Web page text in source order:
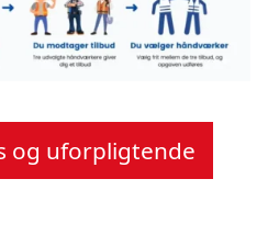
og uforpligtende